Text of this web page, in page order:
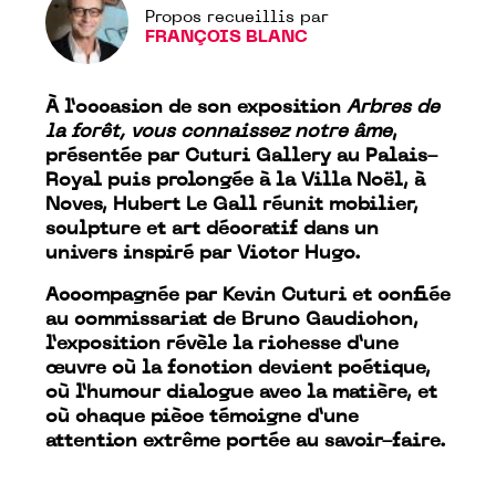
Propos recueillis par
FRANÇOIS BLANC
À l’occasion de son exposition Arbres de
la forêt, vous connaissez notre âme,
présentée par Cuturi Gallery au Palais-
Royal puis prolongée à la Villa Noël, à
Noves, Hubert Le Gall réunit mobilier,
sculpture et art décoratif dans un
univers inspiré par Victor Hugo.
Accompagnée par Kevin Cuturi et confiée
au commissariat de Bruno Gaudichon,
l’exposition révèle la richesse d’une
œuvre où la fonction devient poétique,
où l’humour dialogue avec la matière, et
où chaque pièce témoigne d’une
attention extrême portée au savoir-faire.